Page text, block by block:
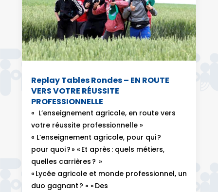
Replay Tables Rondes – EN ROUTE
VERS VOTRE RÉUSSITE
PROFESSIONNELLE
« L’enseignement agricole, en route vers
votre réussite professionnelle »
« L’enseignement agricole, pour qui ?
pour quoi ? » « Et après : quels métiers,
quelles carrières ? »
« Lycée agricole et monde professionnel, un
duo gagnant ? » « Des